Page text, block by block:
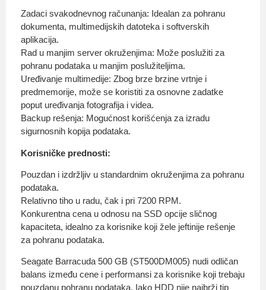
Zadaci svakodnevnog računanja: Idealan za pohranu
dokumenta, multimedijskih datoteka i softverskih
aplikacija.
Rad u manjim server okruženjima: Može poslužiti za
pohranu podataka u manjim poslužiteljima.
Uređivanje multimedije: Zbog brze brzine vrtnje i
predmemorije, može se koristiti za osnovne zadatke
poput uređivanja fotografija i videa.
Backup rešenja: Mogućnost korišćenja za izradu
sigurnosnih kopija podataka.
Korisničke prednosti:
Pouzdan i izdržljiv u standardnim okruženjima za pohranu
podataka.
Relativno tiho u radu, čak i pri 7200 RPM.
Konkurentna cena u odnosu na SSD opcije sličnog
kapaciteta, idealno za korisnike koji žele jeftinije rešenje
za pohranu podataka.
Seagate Barracuda 500 GB (ST500DM005) nudi odličan
balans između cene i performansi za korisnike koji trebaju
pouzdanu pohranu podataka. Iako HDD nije najbrži tip